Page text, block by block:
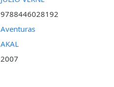
9788446028192
Aventuras
AKAL
2007